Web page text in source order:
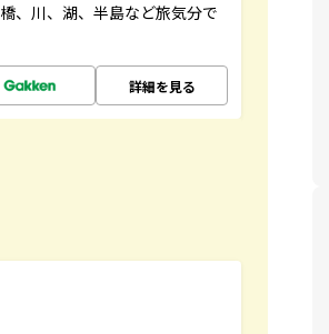
、川、湖、半島など旅気分で
詳細を見る